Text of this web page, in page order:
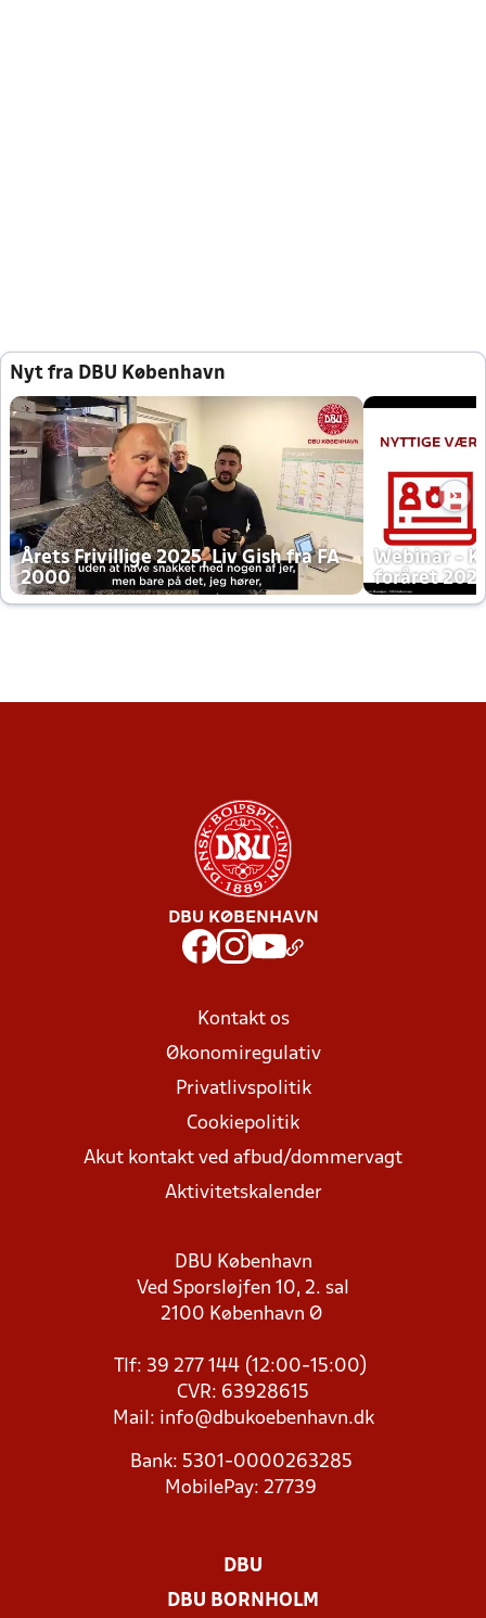
Nyt fra DBU København
Årets Frivillige 2025, Liv Gish fra FA
2000
Webinar -
foråret
DBU KØBENHAVN
Kontakt os
Økonomiregulativ
Privatlivspolitik
Cookiepolitik
Akut kontakt ved afbud/dommervagt
Aktivitetskalender
DBU København
Ved Sporsløjfen 10, 2. sal
2100 København Ø
Tlf: 39 277 144 (12:00-15:00)
CVR: 63928615
Mail: info@dbukoebenhavn.dk
Bank: 5301-0000263285
MobilePay: 27739
DBU
DBU BORNHOLM